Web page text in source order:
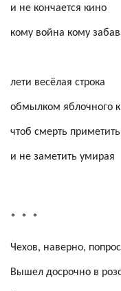
и не кончается кино
кому война кому
лети весёлая строка
обмылком яблочного
чтоб смерть
и не заметить умирая
* * *
Чехов, наверно,
Вышел досрочно в